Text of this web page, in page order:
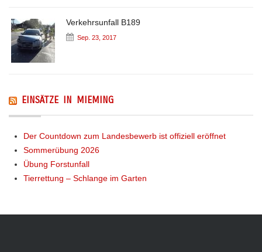
Verkehrsunfall B189
Sep. 23, 2017
EINSÄTZE IN MIEMING
Der Countdown zum Landesbewerb ist offiziell eröffnet
Sommerübung 2026
Übung Forstunfall
Tierrettung – Schlange im Garten